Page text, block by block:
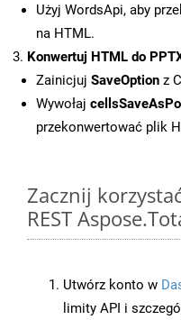
Użyj WordsApi, aby
na HTML.
Konwertuj HTML do
Zainicjuj SaveOption z
Wywołaj
przekonwertować plik
Zacznij
REST
Utwórz konto w
limity API i